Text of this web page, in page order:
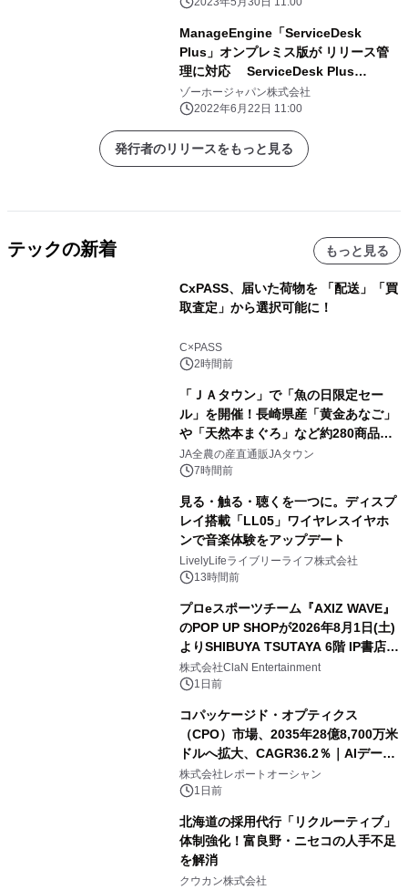
ManageEngine「ServiceDesk
Plus」オンプレミス版が リリース管
理に対応 ServiceDesk Plus
Version 13.0 リリース
ゾーホージャパン株式会社
2022年6月22日 11:00
発行者のリリースをもっと見る
テックの新着 もっと見る
CxPASS、届いた荷物を 「配送」「買
取査定」から選択可能に！
C×PASS
2時間前
「ＪＡタウン」で「魚の日限定セー
ル」を開催！長崎県産「黄金あなご」
や「天然本まぐろ」など約280商品を
販売！～毎月１０日の定例企画～
JA全農の産直通販JAタウン
7時間前
見る・触る・聴くを一つに。ディスプ
レイ搭載「LL05」ワイヤレスイヤホ
ンで音楽体験をアップデート
LivelyLifeライブリーライフ株式会社
13時間前
プロeスポーツチーム『AXIZ WAVE』
のPOP UP SHOPが2026年8月1日(土)
よりSHIBUYA TSUTAYA 6階 IP書店で
開催決定！！
株式会社ClaN Entertainment
1日前
コパッケージド・オプティクス
（CPO）市場、2035年28億8,700万米
ドルへ拡大、CAGR36.2％｜AIデータ
センター・高速光通信需要が成長を加
速
株式会社レポートオーシャン
1日前
北海道の採用代行「リクルーティブ」
体制強化！富良野・ニセコの人手不足
を解消
クウカン株式会社